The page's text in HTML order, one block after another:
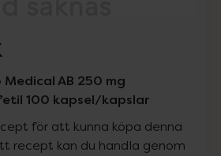
AB 250 mg
100 kapsel/kapslar
för att kunna köpa denna
recept kan du handla genom